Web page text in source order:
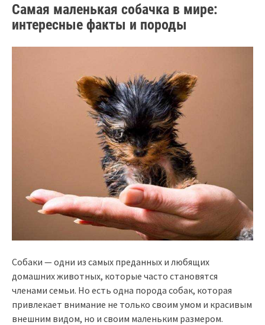
Самая маленькая собачка в мире:
интересные факты и породы
Собаки — одни из самых преданных и любящих
домашних животных, которые часто становятся
членами семьи. Но есть одна порода собак, которая
привлекает внимание не только своим умом и красивым
внешним видом, но и своим маленьким размером.